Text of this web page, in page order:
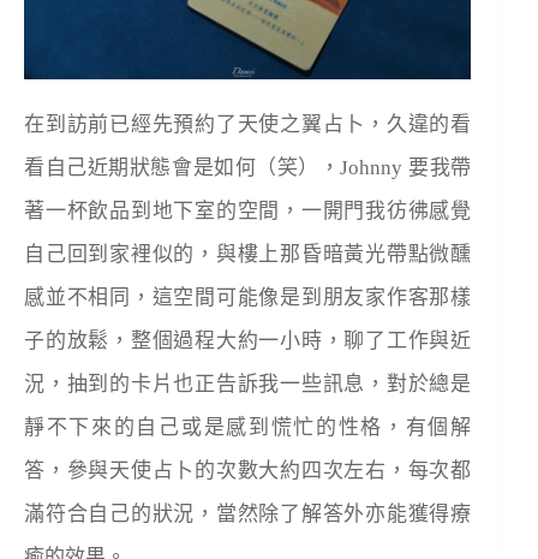
在到訪前已經先預約了天使之翼占卜，久違的看
看自己近期狀態會是如何（笑），Johnny 要我帶
著一杯飲品到地下室的空間，一開門我彷彿感覺
自己回到家裡似的，與樓上那昏暗黃光帶點微醺
感並不相同，這空間可能像是到朋友家作客那樣
子的放鬆，整個過程大約一小時，聊了工作與近
況，抽到的卡片也正告訴我一些訊息，對於總是
靜不下來的自己或是感到慌忙的性格，有個解
答，參與天使占卜的次數大約四次左右，每次都
滿符合自己的狀況，當然除了解答外亦能獲得療